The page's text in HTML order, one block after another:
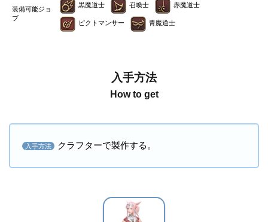
装備可能ジョ
ブ
黒魔道士 召喚士 赤魔道士
ピクトマンサー 青魔道士
入手方法
How to get
入手方法 クラフターで製作する。